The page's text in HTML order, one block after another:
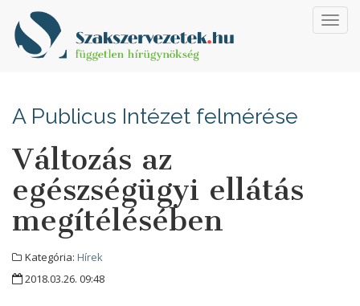
A Publicus Intézet felmérése
Változás az
egészségügyi ellátás
megítélésében
Kategória: Hírek
2018.03.26. 09:48